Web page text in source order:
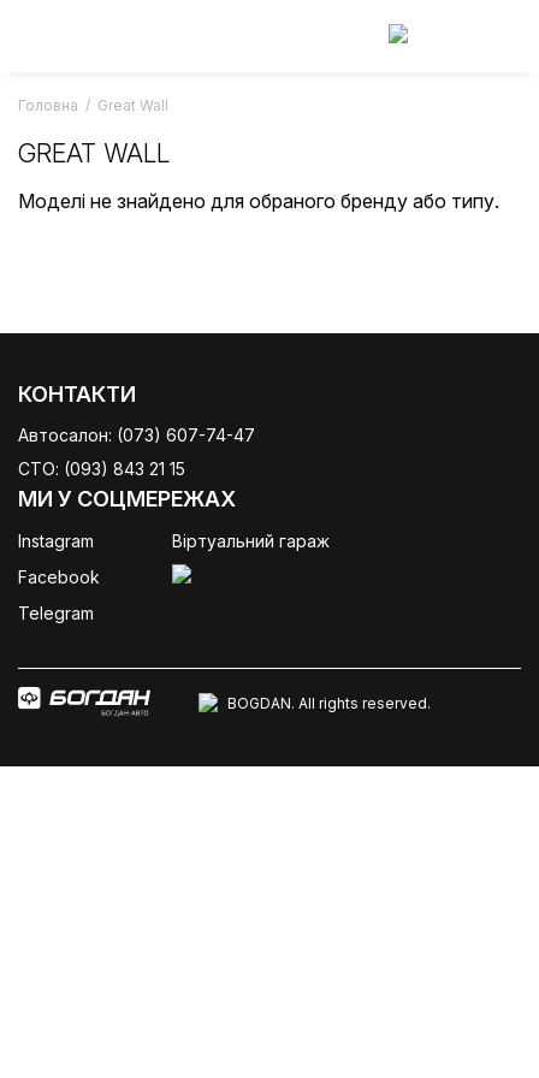
Головна / Great Wall
GREAT WALL
Моделі не знайдено для обраного бренду або типу.
КОНТАКТИ
Автосалон: (073) 607-74-47
СТО: (093) 843 21 15
МИ У СОЦМЕРЕЖАХ
Instagram
Facebook
Telegram
Віртуальний гараж
BOGDAN. All rights reserved.